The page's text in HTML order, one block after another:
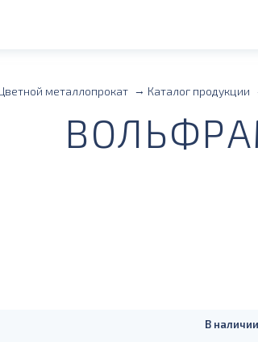
металлопрокат Каталог продукции
В